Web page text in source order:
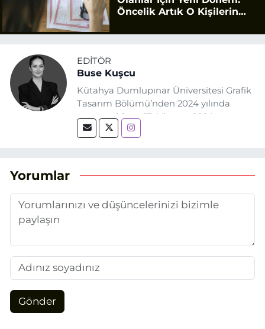
Öncelik Artık O Kişilerin
EDITÖR
Buse Kuşcu
Kütahya Dumlupınar Üniversitesi Grafik
Tasarım Bölümü’nden 2024 yılında
mezun oldum. 17 Ağustos 2024
tarihinde, Grafik Tasarım alanında staj
adım attım.
Yorumlar
Gönder